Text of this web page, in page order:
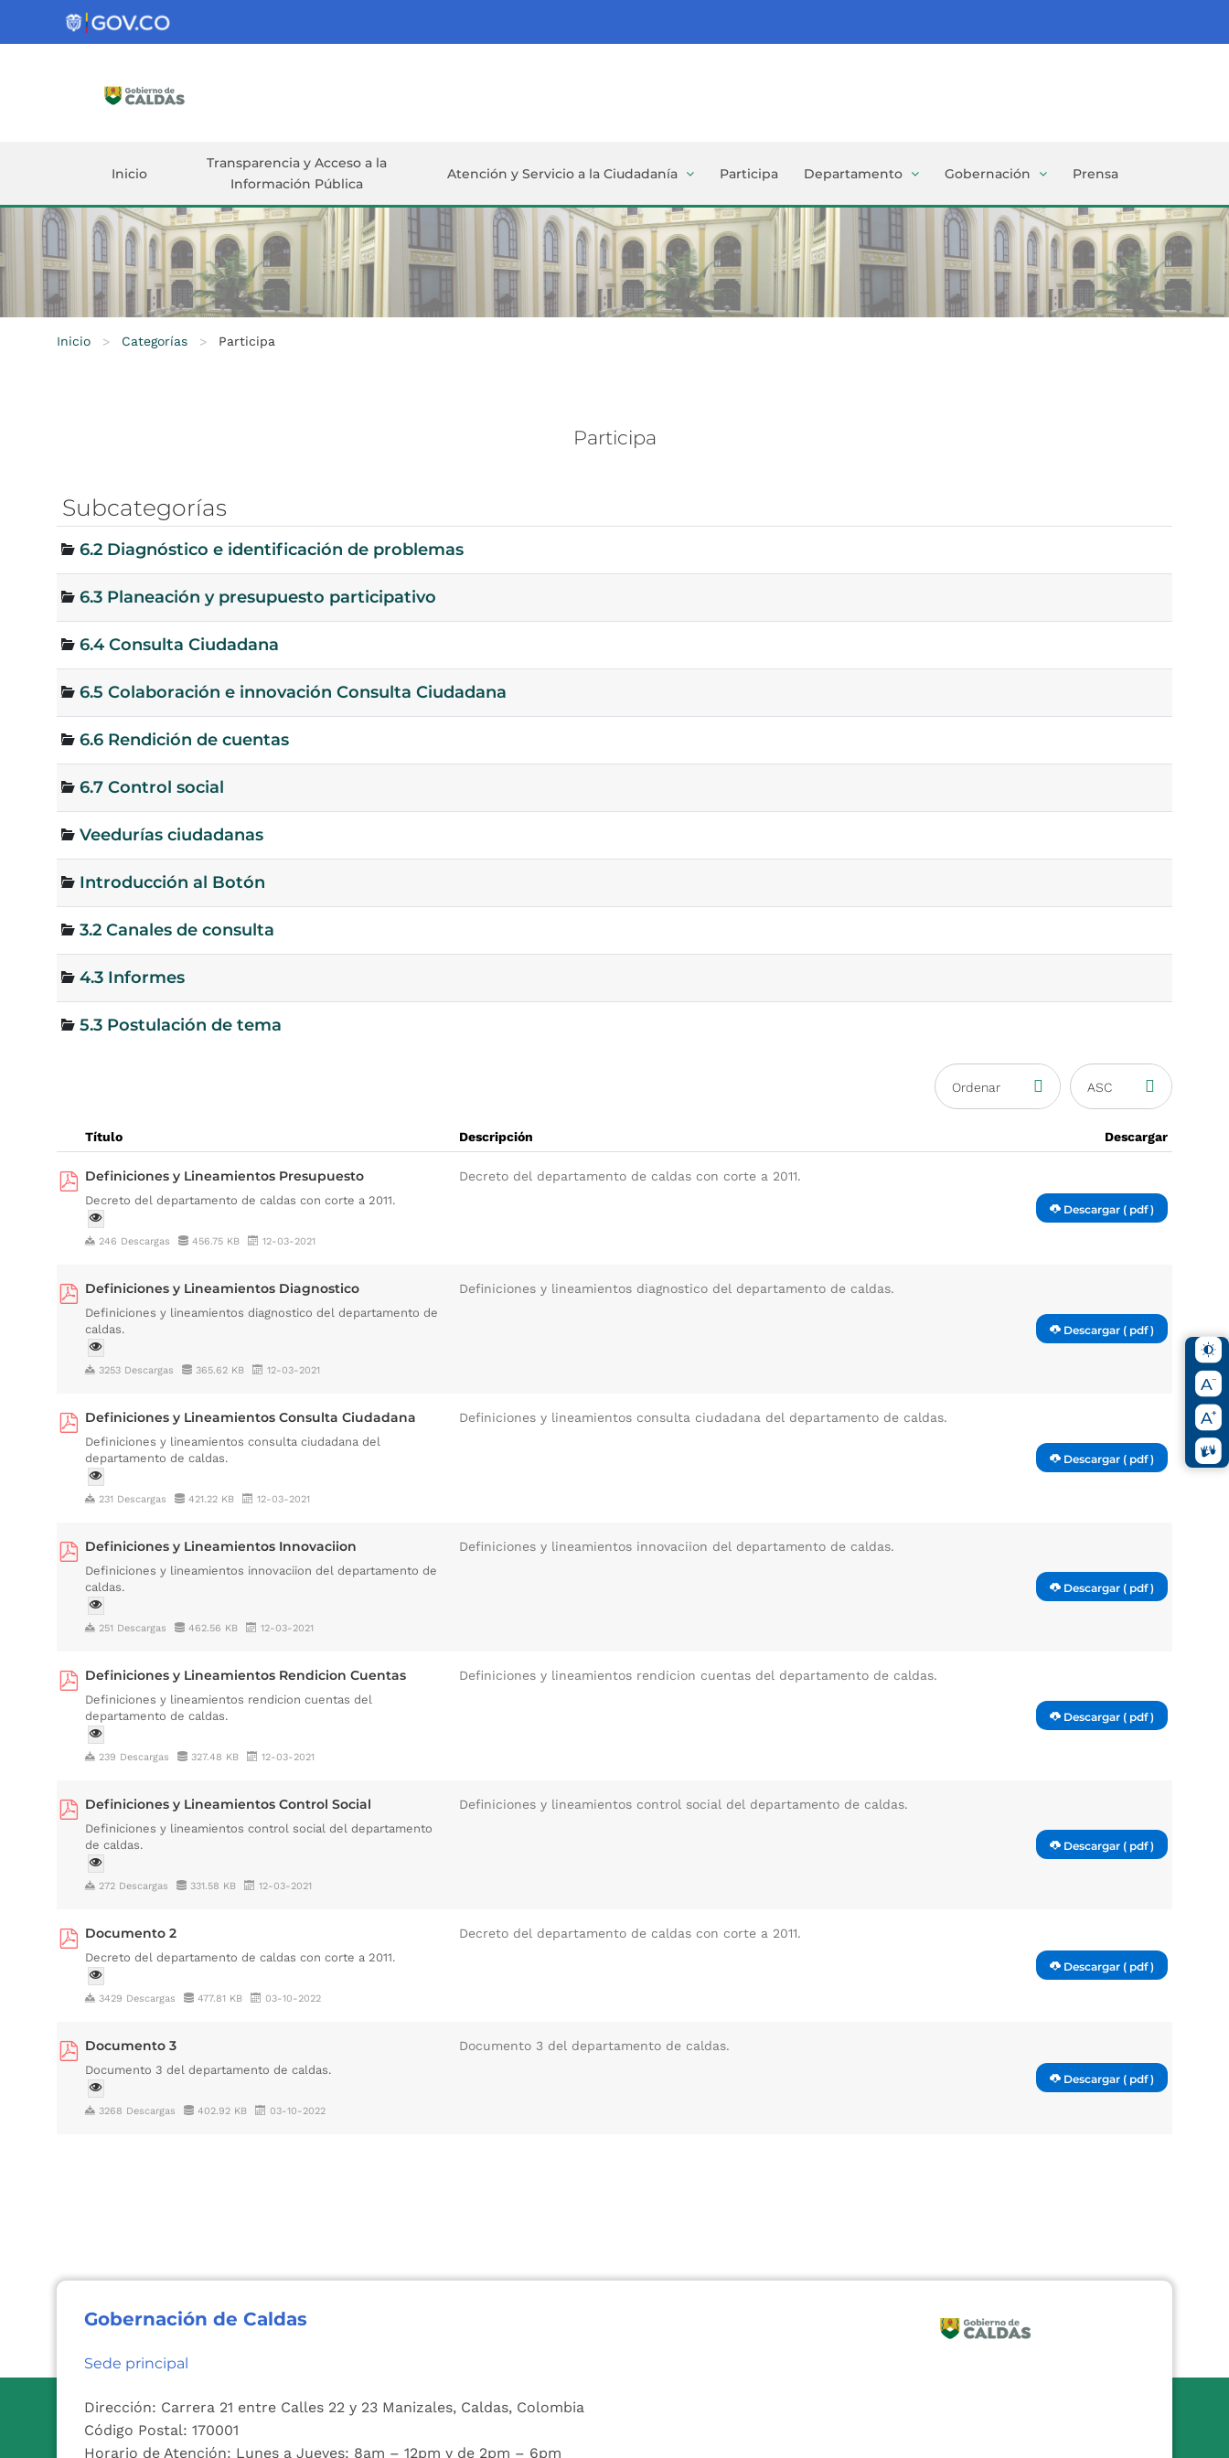
Gobernación
Inicio
Transparencia y Acceso a la
Información Pública
Atención y Servicio a la Ciudadanía Participa Departamento Gobernación Prensa
Inicio > Categorías > Participa
Participa
Subcategorías
6.2 Diagnóstico e identificación de problemas
6.3 Planeación y presupuesto participativo
6.4 Consulta Ciudadana
6.5 Colaboración e innovación Consulta Ciudadana
6.6 Rendición de cuentas
6.7 Control social
Veedurías ciudadanas
Introducción al Botón
3.2 Canales de consulta
4.3 Informes
5.3 Postulación de tema
ASC
Ordenar
Título Descripción Descargar
Definiciones y Lineamientos Presupuesto
Decreto del departamento de caldas con corte a 2011.
246 Descargas 456.75 KB 12-03-2021
Decreto del departamento de caldas con corte a 2011.
Descargar ( pdf )
Definiciones y Lineamientos Diagnostico
Definiciones y lineamientos diagnostico del departamento de
caldas.
3253 Descargas 365.62 KB 12-03-2021
Definiciones y lineamientos diagnostico del departamento de caldas.
Descargar ( pdf )
Definiciones y Lineamientos Consulta Ciudadana
Definiciones y lineamientos consulta ciudadana del
departamento de caldas.
231 Descargas 421.22 KB 12-03-2021
Definiciones y lineamientos consulta ciudadana del departamento de caldas.
Descargar ( pdf )
Definiciones y Lineamientos Innovaciion
Definiciones y lineamientos innovaciion del departamento de
caldas.
251 Descargas 462.56 KB 12-03-2021
Definiciones y lineamientos innovaciion del departamento de caldas.
Descargar ( pdf )
Definiciones y Lineamientos Rendicion Cuentas
Definiciones y lineamientos rendicion cuentas del
departamento de caldas.
239 Descargas 327.48 KB 12-03-2021
Definiciones y lineamientos rendicion cuentas del departamento de caldas.
Descargar ( pdf )
Definiciones y Lineamientos Control Social
Definiciones y lineamientos control social del departamento
de caldas.
272 Descargas 331.58 KB 12-03-2021
Definiciones y lineamientos control social del departamento de caldas.
Descargar ( pdf )
Documento 2
Decreto del departamento de caldas con corte a 2011.
3429 Descargas 477.81 KB 03-10-2022
Decreto del departamento de caldas con corte a 2011.
Descargar ( pdf )
Documento 3
Documento 3 del departamento de caldas.
3268 Descargas 402.92 KB 03-10-2022
Documento 3 del departamento de caldas.
Descargar ( pdf )
Gobernación de Caldas
Sede principal
Dirección: Carrera 21 entre Calles 22 y 23 Manizales, Caldas, Colombia
Código Postal: 170001
Horario de Atención: Lunes a Jueves: 8am – 12pm y de 2pm – 6pm